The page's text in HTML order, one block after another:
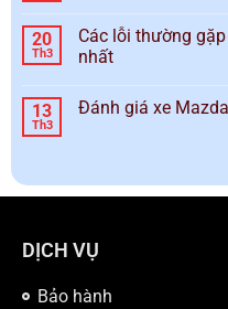
20
Th3
Các lỗi thường
nhất
13
Th3
Đánh giá xe
DỊCH VỤ
Bảo hành